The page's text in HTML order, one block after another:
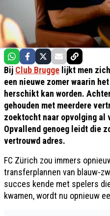
Bij Club Brugge lijkt men
een nieuwe zomer waarin
herschikt kan worden.
gehouden met meerdere
zoektocht naar opvolging al
Opvallend genoeg leidt die
vertrouwd adres.
FC Zürich zou immers
transferplannen van blauw-
succes kende met spelers
kwamen, wordt nu opnieuw